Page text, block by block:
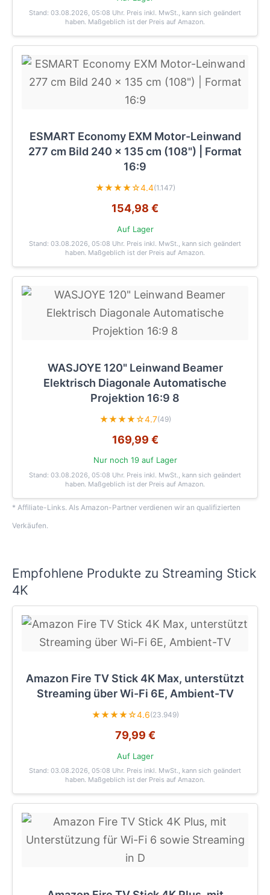
Stand: 03.08.2026, 05:08 Uhr. Preis inkl. MwSt., kann sich geändert
haben. Maßgeblich ist der Preis auf Amazon.
ESMART Economy EXM Motor-Leinwand
277 cm Bild 240 x 135 cm (108") | Format
16:9
★★★★☆4.4(1.147)
154,98 €
Auf Lager
Stand: 03.08.2026, 05:08 Uhr. Preis inkl. MwSt., kann sich geändert
haben. Maßgeblich ist der Preis auf Amazon.
WASJOYE 120" Leinwand Beamer
Elektrisch Diagonale Automatische
Projektion 16:9 8
★★★★☆4.7(49)
169,99 €
Nur noch 19 auf Lager
Stand: 03.08.2026, 05:08 Uhr. Preis inkl. MwSt., kann sich geändert
haben. Maßgeblich ist der Preis auf Amazon.
* Affiliate-Links. Als Amazon-Partner verdienen wir an qualifizierten
Verkäufen.
Empfohlene Produkte zu Streaming Stick
4K
Amazon Fire TV Stick 4K Max, unterstützt
Streaming über Wi-Fi 6E, Ambient-TV
★★★★☆4.6(23.949)
79,99 €
Auf Lager
Stand: 03.08.2026, 05:08 Uhr. Preis inkl. MwSt., kann sich geändert
haben. Maßgeblich ist der Preis auf Amazon.